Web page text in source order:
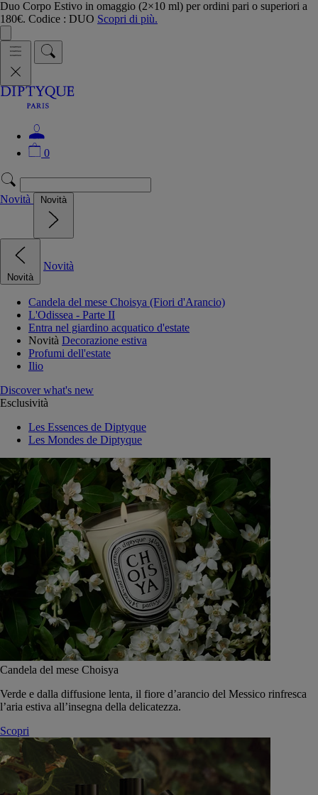
Duo Corpo Estivo in omaggio (2×10 ml) per ordini pari o superiori a
180€. Codice : DUO Scopri di più.
0
Novità Novità
Novità
Novità
Candela del mese Choisya (Fiori d'Arancio)
L'Odissea - Parte II
Entra nel giardino acquatico d'estate
Novità Decorazione estiva
Profumi dell'estate
Ilio
Discover what's new
Esclusività
Les Essences de Diptyque
Les Mondes de Diptyque
Candela del mese Choisya
Verde e dalla diffusione lenta, il fiore d’arancio del Messico rinfresca
l’aria estiva all’insegna della delicatezza.
Scopri